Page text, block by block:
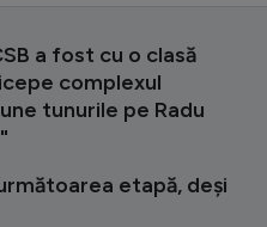
a fost cu o clasă
complexul
tunurile pe Radu
etapă, deși